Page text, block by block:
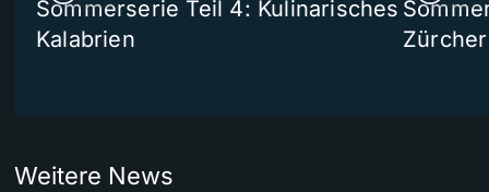
Sommerserie Teil 4: Kulinarisches
Kalabrien
Weitere News